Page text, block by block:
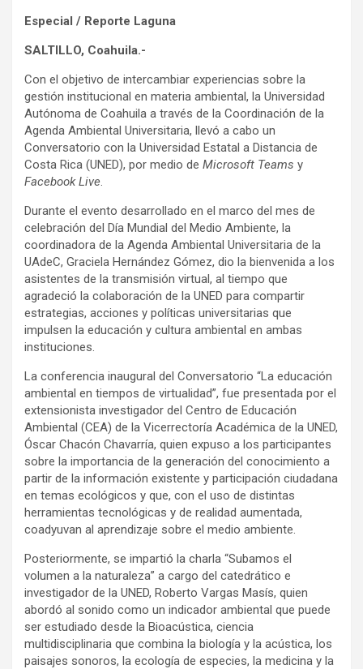
Especial / Reporte Laguna
SALTILLO, Coahuila.-
Con el objetivo de intercambiar experiencias sobre la
gestión institucional en materia ambiental, la Universidad
Autónoma de Coahuila a través de la Coordinación de la
Agenda Ambiental Universitaria, llevó a cabo un
Conversatorio con la Universidad Estatal a Distancia de
Costa Rica (UNED), por medio de Microsoft Teams y
Facebook Live.
Durante el evento desarrollado en el marco del mes de
celebración del Día Mundial del Medio Ambiente, la
coordinadora de la Agenda Ambiental Universitaria de la
UAdeC, Graciela Hernández Gómez, dio la bienvenida a los
asistentes de la transmisión virtual, al tiempo que
agradeció la colaboración de la UNED para compartir
estrategias, acciones y políticas universitarias que
impulsen la educación y cultura ambiental en ambas
instituciones.
La conferencia inaugural del Conversatorio “La educación
ambiental en tiempos de virtualidad”, fue presentada por el
extensionista investigador del Centro de Educación
Ambiental (CEA) de la Vicerrectoría Académica de la UNED,
Óscar Chacón Chavarría, quien expuso a los participantes
sobre la importancia de la generación del conocimiento a
partir de la información existente y participación ciudadana
en temas ecológicos y que, con el uso de distintas
herramientas tecnológicas y de realidad aumentada,
coadyuvan al aprendizaje sobre el medio ambiente.
Posteriormente, se impartió la charla “Subamos el
volumen a la naturaleza” a cargo del catedrático e
investigador de la UNED, Roberto Vargas Masís, quien
abordó al sonido como un indicador ambiental que puede
ser estudiado desde la Bioacústica, ciencia
multidisciplinaria que combina la biología y la acústica, los
paisajes sonoros, la ecología de especies, la medicina y la